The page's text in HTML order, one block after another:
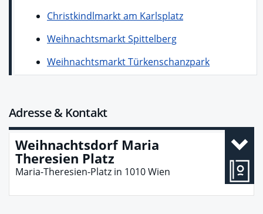
Christkindlmarkt am Karlsplatz
Weihnachtsmarkt Spittelberg
Weihnachtsmarkt Türkenschanzpark
Adresse & Kontakt
Weihnachtsdorf Maria
Theresien Platz
Maria-Theresien-Platz in 1010Wien